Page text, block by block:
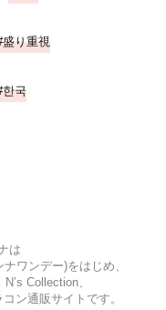
盛り重視
한국
は
ワンデー)をはじめ、
Collection、
ン通販サイトです。